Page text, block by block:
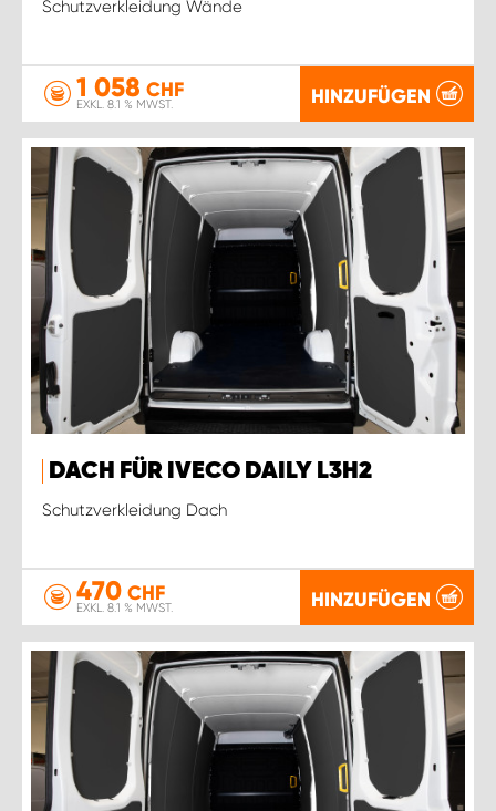
Schutzverkleidung Wände
1 058 CHF
EXKL. 8.1 % MWST. HINZUFÜGEN
DACH FÜR IVECO DAILY L3H2
Schutzverkleidung Dach
470 CHF
EXKL. 8.1 % MWST. HINZUFÜGEN